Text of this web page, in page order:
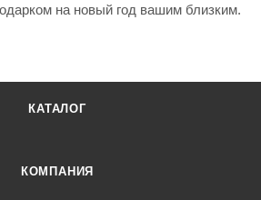
на новый год вашим близким.
КАТАЛОГ
КОМПАНИЯ